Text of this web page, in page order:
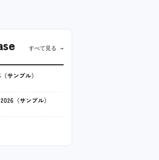
すべて見る →
サンプル）
（サンプル）